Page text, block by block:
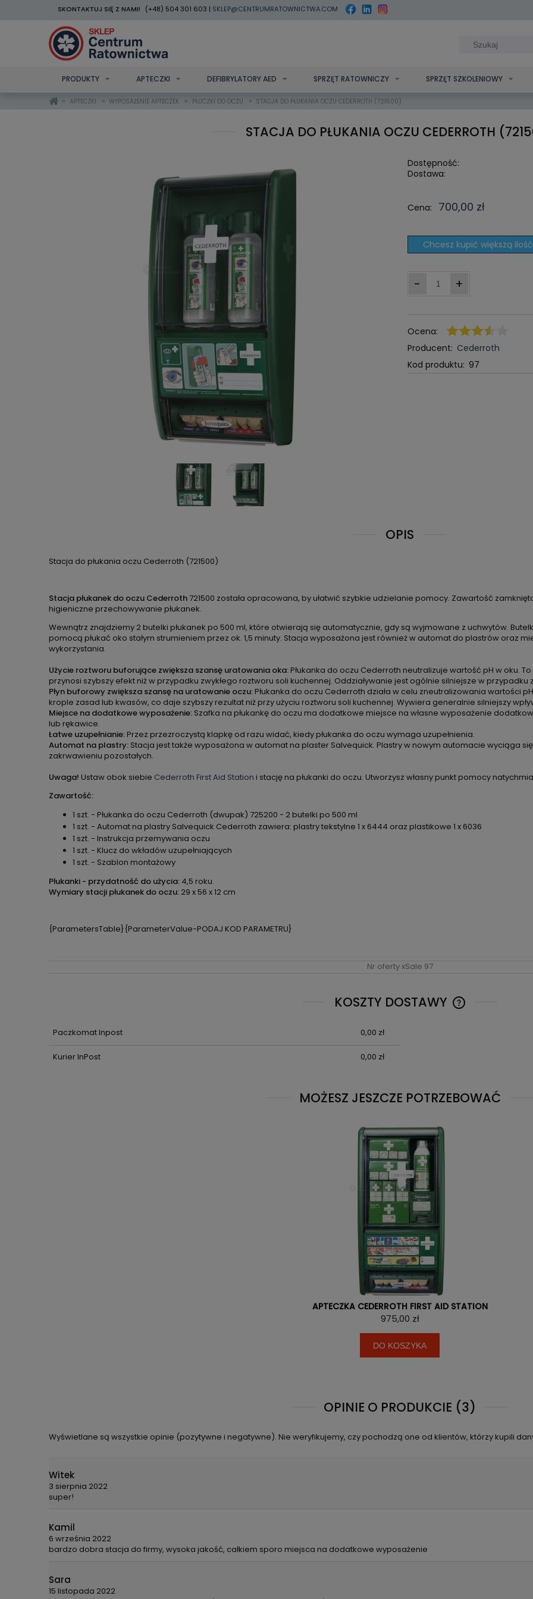
SKONTAKTUJ SIĘ Z NAMI! (+48) 504 301 603 | SKLEP@CENTRUMRATOWNICTWA.COM
PRODUKTY APTECZKI DEFIBRYLATORY AED SPRZĘT RATOWNICZY SPRZĘT SZKOLENIOWY
» APTECZKI » WYPOSAŻENIE APTECZEK » PŁUCZKI DO OCZU » STACJA DO PŁUKANIA OCZU CEDERROTH (721500)
STACJA DO PŁUKANIA OCZU CEDERROTH
Dostępność:
Dostawa:
Cena nie
kosztów
Cena:
700,00 zł
Chcesz kupić większą
- +
Ocena:
Producent: Cederroth
Kod produktu: 97
OPIS
Stacja do płukania oczu Cederroth (721500)
Stacja płukanek do oczu Cederroth 721500 została opracowana, by ułatwić szybkie udzielanie pomocy. Zawartość
higieniczne przechowywanie płukanek.
Wewnątrz znajdziemy 2 butelki płukanek po 500 ml, które otwierają się automatycznie, gdy są wyjmowane z uchwytów.
pomocą płukać oko stałym strumieniem przez ok. 1,5 minuty. Stacja wyposażona jest również w automat do plastrów oraz
wykorzystania.
Użycie roztworu buforujące zwiększa szansę uratowania oka: Płukanka do oczu Cederroth neutralizuje wartość pH w oku.
przynosi szybszy efekt niż w przypadku zwykłego roztworu soli kuchennej. Oddziaływanie jest ogólnie silniejsze w przypadku
Płyn buforowy zwiększa szansę na uratowanie oczu: Płukanka do oczu Cederroth działa w celu zneutralizowania wartości
krople zasad lub kwasów, co daje szybszy rezultat niż przy użyciu roztworu soli kuchennej. Wywiera generalnie silniejszy
Miejsce na dodatkowe wyposażenie: Szafka na płukankę do oczu ma dodatkowe miejsce na własne wyposażenie
lub rękawice.
Łatwe uzupełnianie: Przez przezroczystą klapkę od razu widać, kiedy płukanka do oczu wymaga uzupełnienia.
Automat na plastry: Stacja jest także wyposażona w automat na plaster Salvequick. Plastry w nowym automacie wyciąga
zakrwawieniu pozostałych.
Uwaga! Ustaw obok siebie Cederroth First Aid Station i stację na płukanki do oczu. Utworzysz własny punkt pomocy
Zawartość:
1 szt. - Płukanka do oczu Cederroth (dwupak) 725200 - 2 butelki po 500 ml
1 szt. - Automat na plastry Salvequick Cederroth zawiera: plastry tekstylne 1 x 6444 oraz plastikowe 1 x 6036
1 szt. - Instrukcja przemywania oczu
1 szt. - Klucz do wkładów uzupełniających
1 szt. - Szablon montażowy
Płukanki - przydatność do użycia: 4,5 roku.
Wymiary stacji płukanek do oczu: 29 x 56 x 12 cm
{ParametersTable}{ParameterValue-PODAJ KOD PARAMETRU}
Nr oferty xSale 97
KOSZTY DOSTAWY
Paczkomat Inpost 0,00 zł
Kurier InPost 0,00 zł
MOŻESZ JESZCZE POTRZEBOWAĆ
APTECZKA CEDERROTH FIRST AID STATION
975,00 zł
DO KOSZYKA
OPINIE O PRODUKCIE (3)
Wyświetlane są wszystkie opinie (pozytywne i negatywne). Nie weryfikujemy, czy pochodzą one od klientów, którzy kupili
Witek
3 sierpnia 2022
super!
Kamil
6 września 2022
bardzo dobra stacja do firmy, wysoka jakość, całkiem sporo miejsca na dodatkowe wyposażenie
Sara
15 listopada 2022